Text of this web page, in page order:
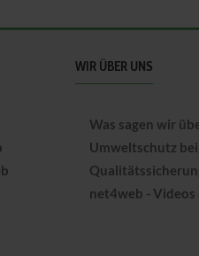
WIR ÜBER UNS
Was sagen wir
Umweltschutz
net4web - Videos